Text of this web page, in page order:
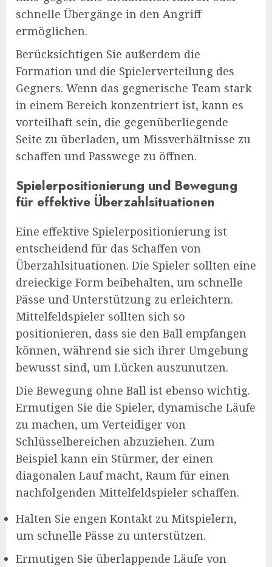
schnelle Übergänge in den Angriff
ermöglichen.
Berücksichtigen Sie außerdem die
Formation und die Spielerverteilung des
Gegners. Wenn das gegnerische Team stark
in einem Bereich konzentriert ist, kann es
vorteilhaft sein, die gegenüberliegende
Seite zu überladen, um Missverhältnisse zu
schaffen und Passwege zu öffnen.
Spielerpositionierung und Bewegung
für effektive Überzahlsituationen
Eine effektive Spielerpositionierung ist
entscheidend für das Schaffen von
Überzahlsituationen. Die Spieler sollten eine
dreieckige Form beibehalten, um schnelle
Pässe und Unterstützung zu erleichtern.
Mittelfeldspieler sollten sich so
positionieren, dass sie den Ball empfangen
können, während sie sich ihrer Umgebung
bewusst sind, um Lücken auszunutzen.
Die Bewegung ohne Ball ist ebenso wichtig.
Ermutigen Sie die Spieler, dynamische Läufe
zu machen, um Verteidiger von
Schlüsselbereichen abzuziehen. Zum
Beispiel kann ein Stürmer, der einen
diagonalen Lauf macht, Raum für einen
nachfolgenden Mittelfeldspieler schaffen.
Halten Sie engen Kontakt zu Mitspielern,
um schnelle Pässe zu unterstützen.
Ermutigen Sie überlappende Läufe von